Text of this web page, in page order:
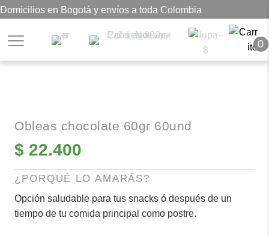
Domicilios en Bogotá y envíos a toda Colombia
0
Obleas chocolate 60gr 60und
$ 22.400
¿PORQUÉ LO AMARÁS?
Opción saludable para tus snacks ó después de un
tiempo de tu comida principal como postre.